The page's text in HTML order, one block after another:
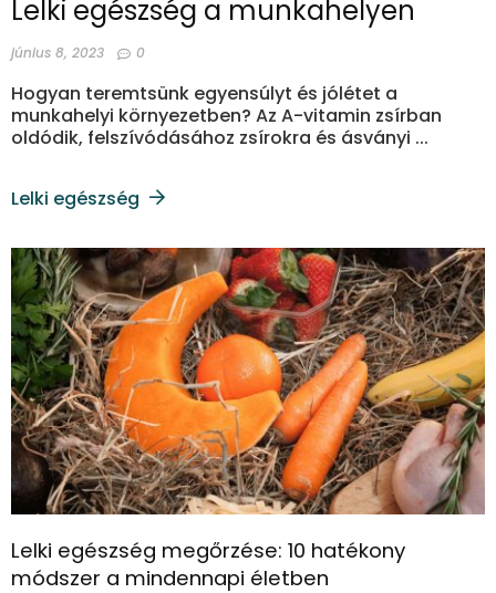
Lelki egészség a munkahelyen
június 8, 2023 0
Hogyan teremtsünk egyensúlyt és jólétet a
munkahelyi környezetben? Az A-vitamin zsírban
oldódik, felszívódásához zsírokra és ásványi ...
Lelki egészség
Lelki egészség megőrzése: 10 hatékony
módszer a mindennapi életben